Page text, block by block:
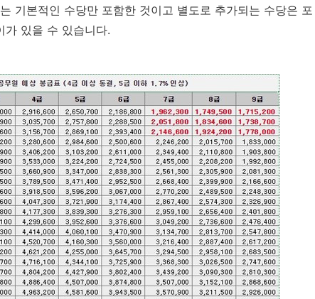
기본적인 수당만 포함한 것이고 별도로 추가되는 수당은 포
가 있을 수 있습니다.